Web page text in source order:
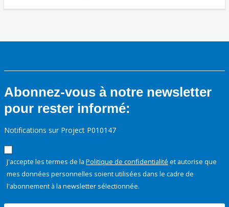
Abonnez-vous à notre newsletter
pour rester informé:
Notifications sur Project P010147
J'accepte les termes de la Politique de confidentialité et autorise que
mes données personnelles soient utilisées dans le cadre de
l'abonnement à la newsletter sélectionnée.